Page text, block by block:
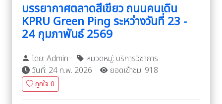
บรรยากาศตลาดสีเขียว ถนนคนเดิน
KPRU Green Ping ระหว่างวันที่ 23 -
24 กุมภาพันธ์ 2569
โดย: Admin
หมวดหมู่: บริการวิชาการ
วันที่: 24 ก.พ. 2026
ยอดเข้าชม: 918
ถูกใจ 0